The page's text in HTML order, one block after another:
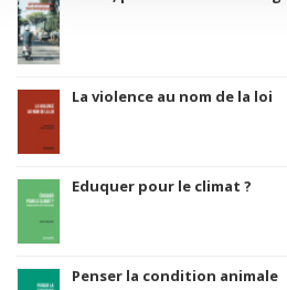
La violence au nom de la loi
Eduquer pour le climat ?
Penser la condition animale